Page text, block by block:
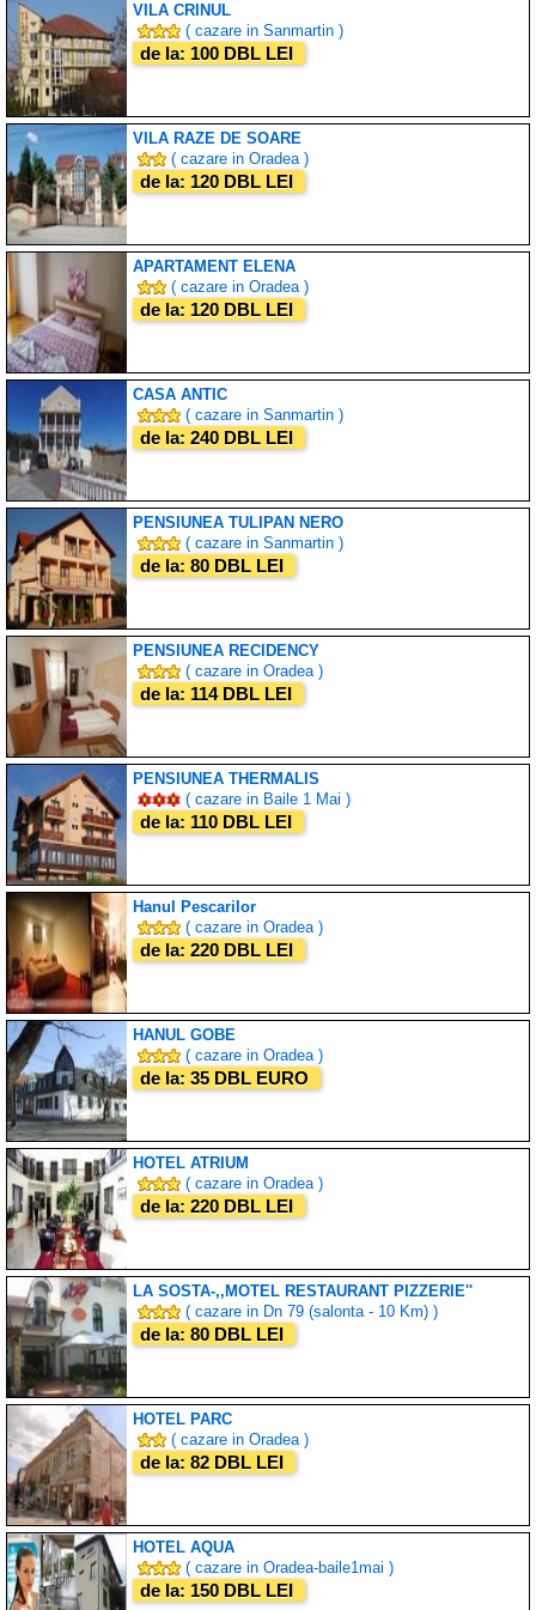
VILA CRINUL
( cazare in Sanmartin )
de la: 100 DBL LEI
VILA RAZE DE SOARE
( cazare in Oradea )
de la: 120 DBL LEI
APARTAMENT ELENA
( cazare in Oradea )
de la: 120 DBL LEI
CASA ANTIC
( cazare in Sanmartin )
de la: 240 DBL LEI
PENSIUNEA TULIPAN NERO
( cazare in Sanmartin )
de la: 80 DBL LEI
PENSIUNEA RECIDENCY
( cazare in Oradea )
de la: 114 DBL LEI
PENSIUNEA THERMALIS
( cazare in Baile 1 Mai )
de la: 110 DBL LEI
Hanul Pescarilor
( cazare in Oradea )
de la: 220 DBL LEI
HANUL GOBE
( cazare in Oradea )
de la: 35 DBL EURO
HOTEL ATRIUM
( cazare in Oradea )
de la: 220 DBL LEI
LA SOSTA-,,MOTEL RESTAURANT PIZZERIE''
( cazare in Dn 79 (salonta - 10 Km) )
de la: 80 DBL LEI
HOTEL PARC
( cazare in Oradea )
de la: 82 DBL LEI
HOTEL AQUA
( cazare in Oradea-baile1mai )
de la: 150 DBL LEI